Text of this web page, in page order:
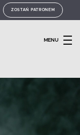
ZOSTAŃ PATRONEM
MENU